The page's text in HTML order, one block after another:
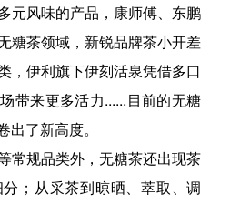
元风味的产品，康师傅、东鹏
糖茶领域，新锐品牌茶小开差
，伊利旗下伊刻活泉凭借多口
带来更多活力......目前的无糖
了新高度。
常规品类外，无糖茶还出现茶
；从采茶到晾晒、萃取、调